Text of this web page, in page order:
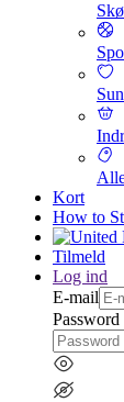
Kort
How to
Tilmeld
Log ind
E-mail
Password